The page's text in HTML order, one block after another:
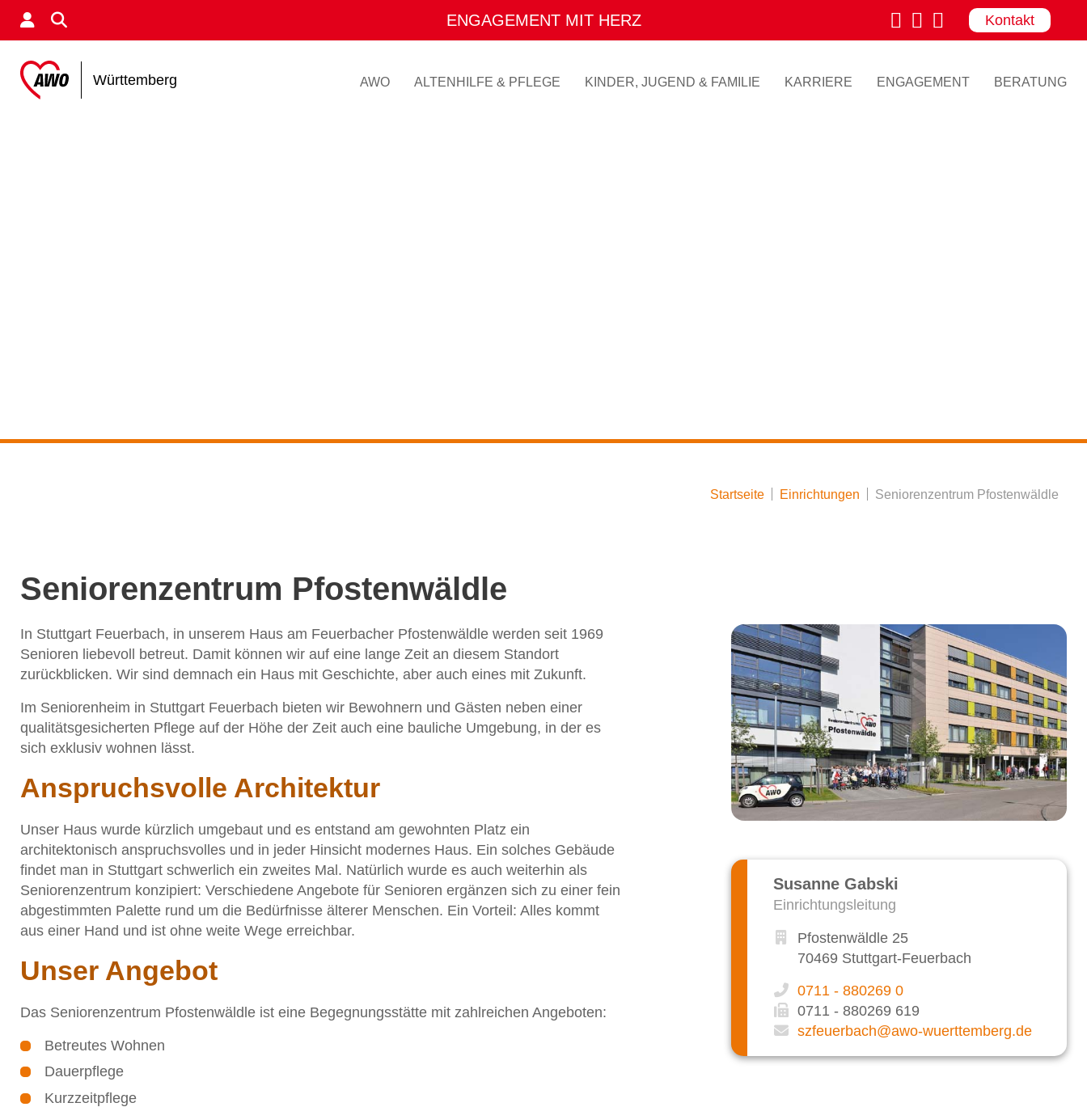
ENGAGEMENT MIT HERZ Kontakt
Württemberg AWO ALTENHILFE & PFLEGE KINDER, JUGEND & FAMILIE KARRIERE ENGAGEMENT BERATUNG
Startseite Einrichtungen Seniorenzentrum Pfostenwäldle
Seniorenzentrum Pfostenwäldle
In Stuttgart Feuerbach, in unserem Haus am Feuerbacher Pfostenwäldle werden seit 1969
Senioren liebevoll betreut. Damit können wir auf eine lange Zeit an diesem Standort
zurückblicken. Wir sind demnach ein Haus mit Geschichte, aber auch eines mit Zukunft.
Im Seniorenheim in Stuttgart Feuerbach bieten wir Bewohnern und Gästen neben einer
qualitätsgesicherten Pflege auf der Höhe der Zeit auch eine bauliche Umgebung, in der es
sich exklusiv wohnen lässt.
Anspruchsvolle Architektur
Unser Haus wurde kürzlich umgebaut und es entstand am gewohnten Platz ein
architektonisch anspruchsvolles und in jeder Hinsicht modernes Haus. Ein solches Gebäude
findet man in Stuttgart schwerlich ein zweites Mal. Natürlich wurde es auch weiterhin als
Seniorenzentrum konzipiert: Verschiedene Angebote für Senioren ergänzen sich zu einer fein
abgestimmten Palette rund um die Bedürfnisse älterer Menschen. Ein Vorteil: Alles kommt
aus einer Hand und ist ohne weite Wege erreichbar.
Unser Angebot
Das Seniorenzentrum Pfostenwäldle ist eine Begegnungsstätte mit zahlreichen Angeboten:
Betreutes Wohnen
Dauerpflege
Kurzzeitpflege
Susanne Gabski
Einrichtungsleitung
Pfostenwäldle 25
70469 Stuttgart-Feuerbach
0711 - 880269 0
0711 - 880269 619
szfeuerbach@awo-wuerttemberg.de